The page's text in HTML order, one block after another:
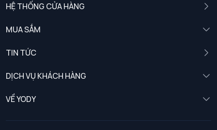
HỆ THỐNG CỬA HÀNG
MUA SẮM
TIN TỨC
DỊCH VỤ KHÁCH HÀNG
Chính sách khách hàng thân thiết
VỀ YODY